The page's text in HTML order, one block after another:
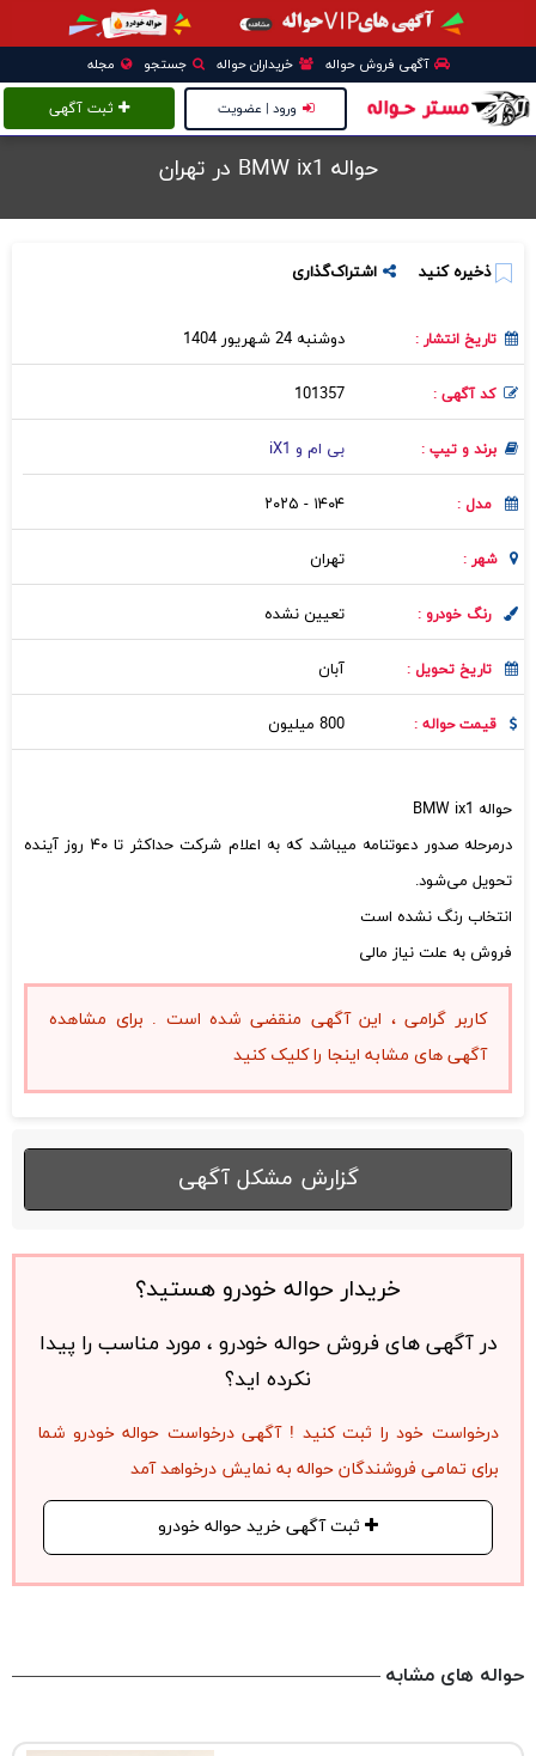
آگهی فروش حواله خریداران حواله جستجو مجله
ثبت آگهی ورود | عضویت
حواله BMW ix1 در تهران
ذخیره کنید اشتراک‌گذاری
تاریخ انتشار : دوشنبه 24 شهریور 1404
کد آگهی : 101357
برند و تیپ : بی‌ ام‌ و iX1
مدل : ۱۴۰۴ - ۲۰۲۵
شهر : تهران
رنگ خودرو : تعیین نشده
تاریخ تحویل : آبان
قیمت حواله : 800 میلیون
حواله BMW ix1
درمرحله صدور دعوتنامه میباشد که به اعلام شرکت حداکثر تا ۴۰ روز آینده
تحویل می‌شود.
انتخاب رنگ نشده است
فروش به علت نیاز مالی
کاربر گرامی ، این آگهی منقضی شده است . برای مشاهده
آگهی های مشابه اینجا را کلیک کنید
گزارش مشکل آگهی
خریدار حواله خودرو هستید؟
در آگهی های فروش حواله خودرو ، مورد مناسب را پیدا
نکرده اید؟
درخواست خود را ثبت کنید ! آگهی درخواست حواله خودرو شما
برای تمامی فروشندگان حواله به نمایش درخواهد آمد
ثبت آگهی خرید حواله خودرو
حواله های مشابه